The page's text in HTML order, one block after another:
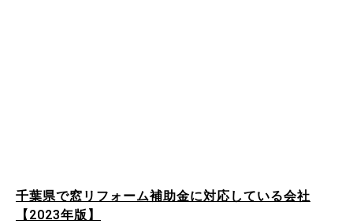
千葉県で窓リフォーム補助金に対応している会社
【2023年版】